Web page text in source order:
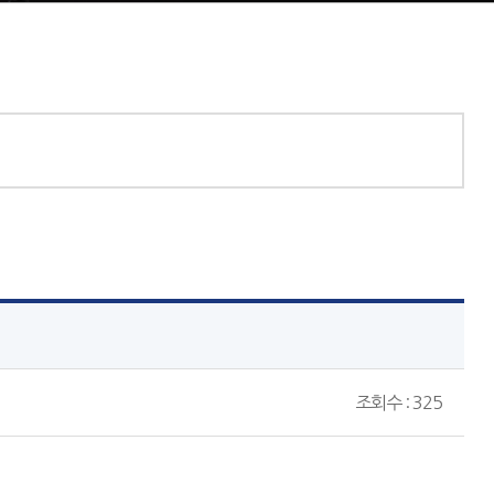
조회수 : 325